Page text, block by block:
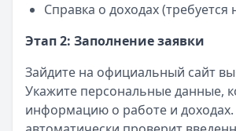
Справка о доходах (требуется
Этап 2: Заполнение заявки
Зайдите на официальный сайт
Укажите персональные данные,
информацию о работе и доходах.